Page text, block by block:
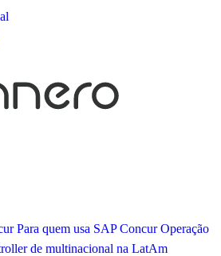
Para quem usa SAP Concur Operação
de multinacional na LatAm